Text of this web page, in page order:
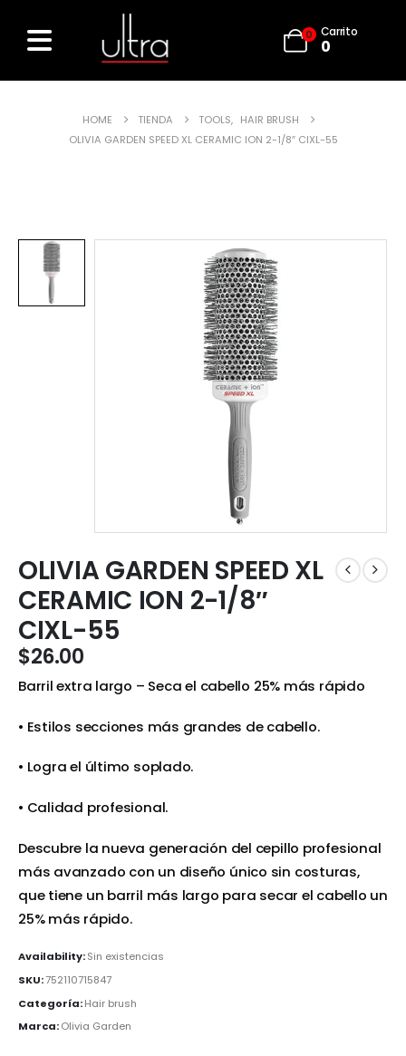
0 Carrito
0
HOME TIENDA TOOLS, HAIR BRUSH
OLIVIA GARDEN SPEED XL CERAMIC ION 2-1/8″ CIXL-55
OLIVIA GARDEN SPEED XL
CERAMIC ION 2-1/8″
CIXL-55
$26.00
Barril extra largo – Seca el cabello 25% más rápido
• Estilos secciones más grandes de cabello.
• Logra el último soplado.
• Calidad profesional.
Descubre la nueva generación del cepillo profesional
más avanzado con un diseño único sin costuras,
que tiene un barril más largo para secar el cabello un
25% más rápido.
Availability:Sin existencias
SKU:752110715847
Categoría:Hair brush
Marca:Olivia Garden